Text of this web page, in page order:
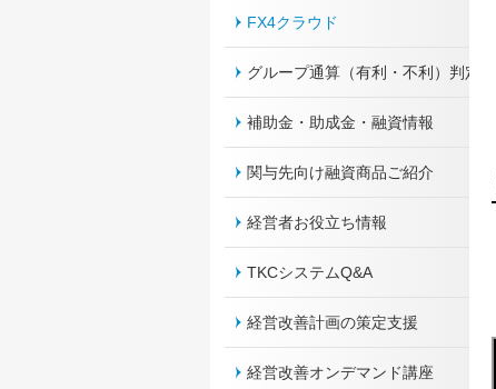
FX4クラウド
グループ通算（有利・不利）判定
補助金・助成金・融資情報
関与先向け融資商品ご紹介
経営者お役立ち情報
TKCシステムQ&A
経営改善計画の策定支援
経営改善オンデマンド講座